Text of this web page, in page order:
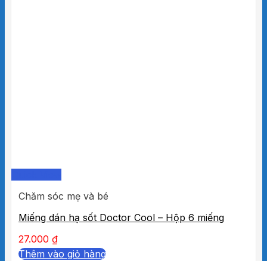
Chăm sóc mẹ và bé
Miếng dán hạ sốt Doctor Cool – Hộp 6 miếng
27.000 ₫
Thêm vào giỏ hàng